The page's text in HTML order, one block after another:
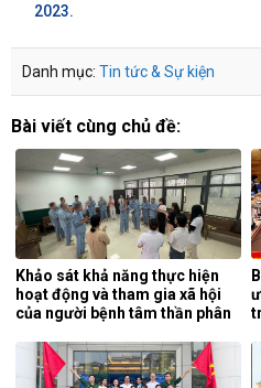
2023.
Danh mục: Tin tức & Sự kiện
Bài viết cùng chủ đề:
Khảo sát khả năng thực hiện
hoạt động và tham gia xã hội
của người bệnh tâm thần phân
năng, Bệnh viện Tâm thần
Trung ương 1.